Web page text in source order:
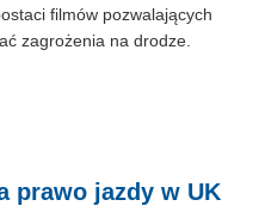
filmów pozwalających
zagrożenia na drodze.
prawo jazdy w UK